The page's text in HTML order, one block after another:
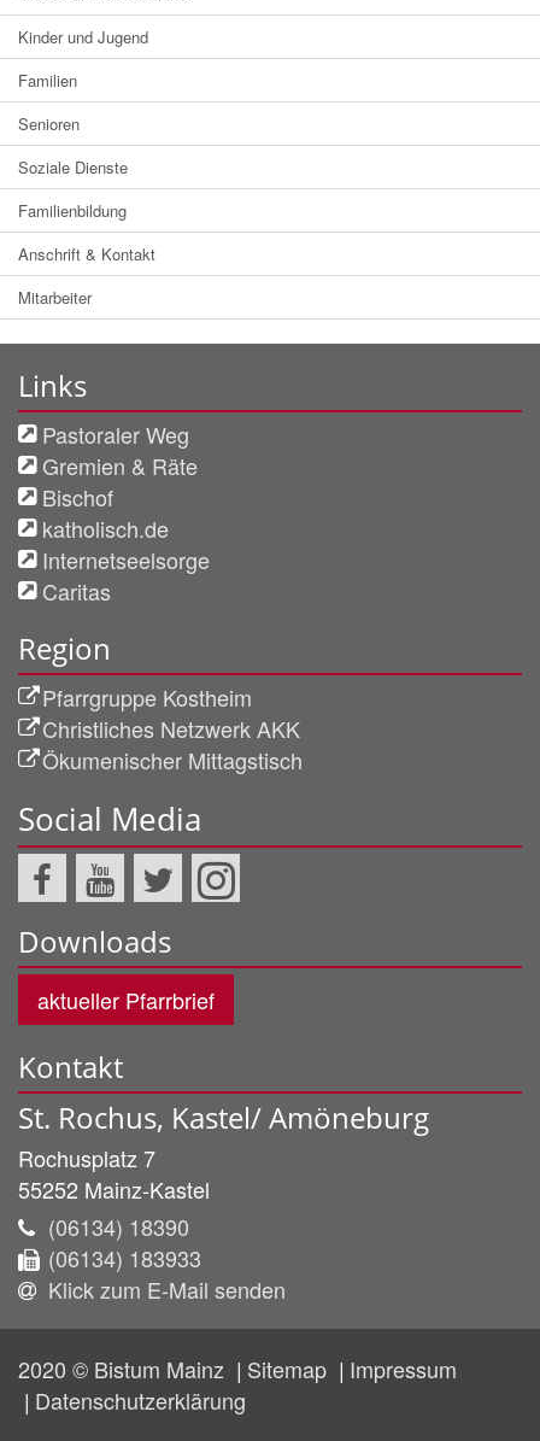
Kinder und Jugend
Familien
Senioren
Soziale Dienste
Familienbildung
Anschrift & Kontakt
Mitarbeiter
Links
Pastoraler Weg
Gremien & Räte
Bischof
katholisch.de
Internetseelsorge
Caritas
Region
Pfarrgruppe Kostheim
Christliches Netzwerk AKK
Ökumenischer Mittagstisch
Social Media
Downloads
aktueller Pfarrbrief
Kontakt
St. Rochus, Kastel/ Amöneburg
Rochusplatz 7
55252 Mainz-Kastel
(06134) 18390
(06134) 183933
Klick zum E-Mail senden
2020 © Bistum Mainz Sitemap
Impressum
Datenschutzerklärung